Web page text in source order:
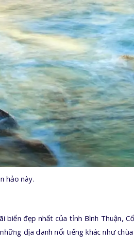
hảo này.
đẹp nhất của tỉnh Bình Thuận,
địa danh nổi tiếng khác như